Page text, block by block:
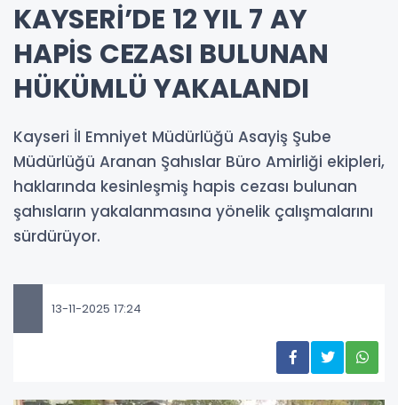
KAYSERİ’DE 12 YIL 7 AY
HAPİS CEZASI BULUNAN
HÜKÜMLÜ YAKALANDI
Kayseri İl Emniyet Müdürlüğü Asayiş Şube
Müdürlüğü Aranan Şahıslar Büro Amirliği ekipleri,
haklarında kesinleşmiş hapis cezası bulunan
şahısların yakalanmasına yönelik çalışmalarını
sürdürüyor.
13-11-2025 17:24